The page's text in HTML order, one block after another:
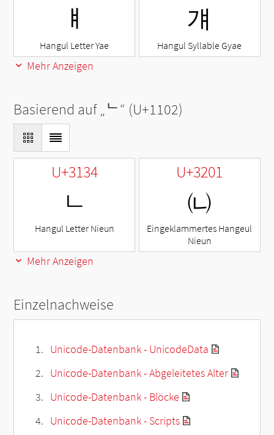
ㅒ
Hangul Letter Yae
걔
Hangul Syllable Gyae
Mehr Anzeigen
Basierend auf „ᄂ“ (U+1102)
U+3134
ㄴ
Hangul Letter Nieun
U+3201
㈁
Eingeklammertes Hangeul
Nieun
Mehr Anzeigen
Einzelnachweise
Unicode-Datenbank - UnicodeData
Unicode-Datenbank - Abgeleitetes Alter
Unicode-Datenbank - Blöcke
Unicode-Datenbank - Scripts